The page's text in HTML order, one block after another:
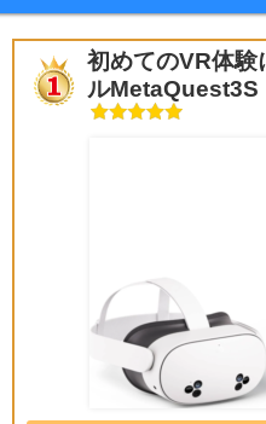
初めてのVR体験
ルMetaQuest3S